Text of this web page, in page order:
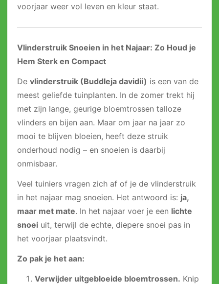
voorjaar weer vol leven en kleur staat.
Vlinderstruik Snoeien in het Najaar: Zo Houd je
Hem Sterk en Compact
De vlinderstruik (Buddleja davidii) is een van de
meest geliefde tuinplanten. In de zomer trekt hij
met zijn lange, geurige bloemtrossen talloze
vlinders en bijen aan. Maar om jaar na jaar zo
mooi te blijven bloeien, heeft deze struik
onderhoud nodig – en snoeien is daarbij
onmisbaar.
Veel tuiniers vragen zich af of je de vlinderstruik
in het najaar mag snoeien. Het antwoord is: ja,
maar met mate. In het najaar voer je een lichte
snoei uit, terwijl de echte, diepere snoei pas in
het voorjaar plaatsvindt.
Zo pak je het aan:
Verwijder uitgebloeide bloemtrossen. Knip